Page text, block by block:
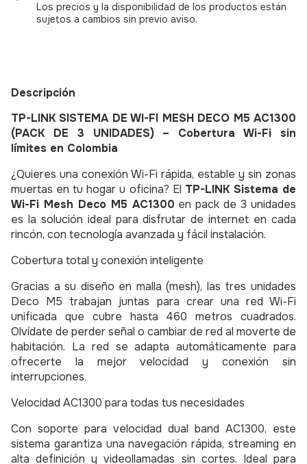
Los precios y la disponibilidad de los productos están
sujetos a cambios sin previo aviso.
Descripción
TP-LINK SISTEMA DE WI-FI MESH DECO M5 AC1300
(PACK DE 3 UNIDADES) – Cobertura Wi-Fi sin
límites en Colombia
¿Quieres una conexión Wi-Fi rápida, estable y sin zonas
muertas en tu hogar u oficina? El TP-LINK Sistema de
Wi-Fi Mesh Deco M5 AC1300 en pack de 3 unidades
es la solución ideal para disfrutar de internet en cada
rincón, con tecnología avanzada y fácil instalación.
Cobertura total y conexión inteligente
Gracias a su diseño en malla (mesh), las tres unidades
Deco M5 trabajan juntas para crear una red Wi-Fi
unificada que cubre hasta 460 metros cuadrados.
Olvídate de perder señal o cambiar de red al moverte de
habitación. La red se adapta automáticamente para
ofrecerte la mejor velocidad y conexión sin
interrupciones.
Velocidad AC1300 para todas tus necesidades
Con soporte para velocidad dual band AC1300, este
sistema garantiza una navegación rápida, streaming en
alta definición y videollamadas sin cortes. Ideal para